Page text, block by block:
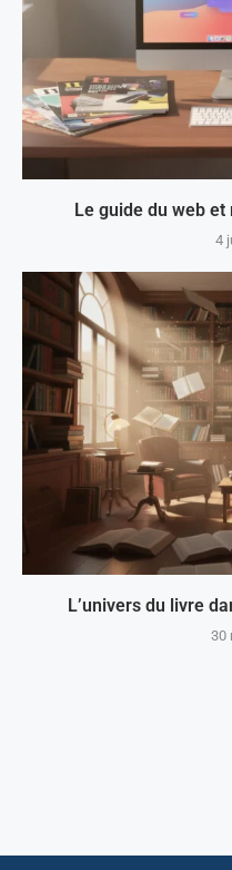
Le guide du web
4
L’univers du livre
30